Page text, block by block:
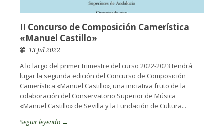
II Concurso de Composición Camerística
«Manuel Castillo»
13 Jul 2022
A lo largo del primer trimestre del curso 2022-2023 tendrá
lugar la segunda edición del Concurso de Composición
Camerística «Manuel Castillo», una iniciativa fruto de la
colaboración del Conservatorio Superior de Música
«Manuel Castillo» de Sevilla y la Fundación de Cultura...
Seguir leyendo →